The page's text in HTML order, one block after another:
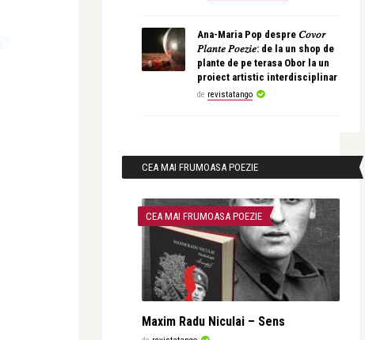
Ana-Maria Pop despre 𝐶𝑜𝑣𝑜𝑟
𝑃𝑙𝑎𝑛𝑡𝑒 𝑃𝑜𝑒𝑧𝑖𝑒: de la un shop de
plante de pe terasa Obor la un
proiect artistic interdisciplinar
de revistatango
CEA MAI FRUMOASA POEZIE
CEA MAI FRUMOASA POEZIE
Maxim Radu Niculai – Sens